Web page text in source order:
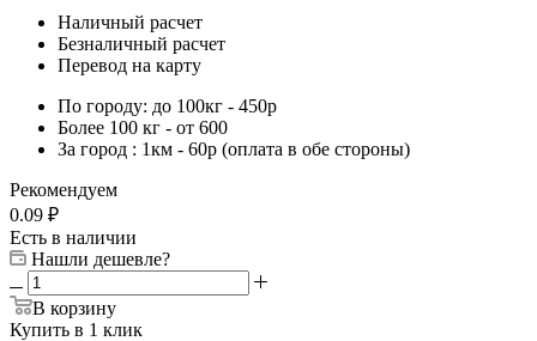
Наличный расчет
Безналичный расчет
Перевод на карту
По городу: до 100кг - 450р
Более 100 кг - от 600
За город : 1км - 60р (оплата в обе стороны)
Рекомендуем
0.09 ₽
Есть в наличии
Нашли дешевле?
В корзину
Купить в 1 клик